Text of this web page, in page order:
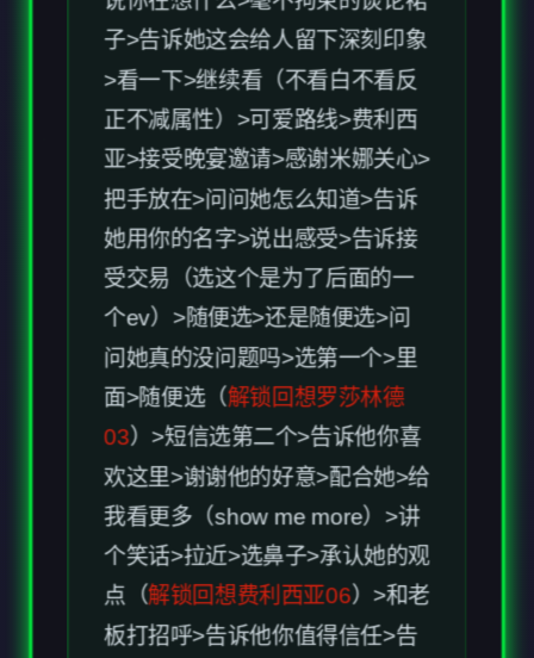
亚>接受晚宴邀请>感谢米娜关心>
把手放在>问问她怎么知道>告诉
她用你的名字>说出感受>告诉接
受交易（选这个是为了后面的一
个ev）>随便选>还是随便选>问
问她真的没问题吗>选第一个>里
面>随便选（ 解锁回想罗莎林德
）>短信选第二个>告诉他你喜
我看更多（show me more）>讲
个笑话>拉近>选鼻子>承认她的观
点（ 解锁回想费利西亚06 ）>和老
板打招呼>告诉他你值得信任>告
诉哈娜他们很厉害>赞赏哈娜的纹
身>说说哈娜的摩托车>钦佩她的
坚韧>告诉她你只是在学习>算了